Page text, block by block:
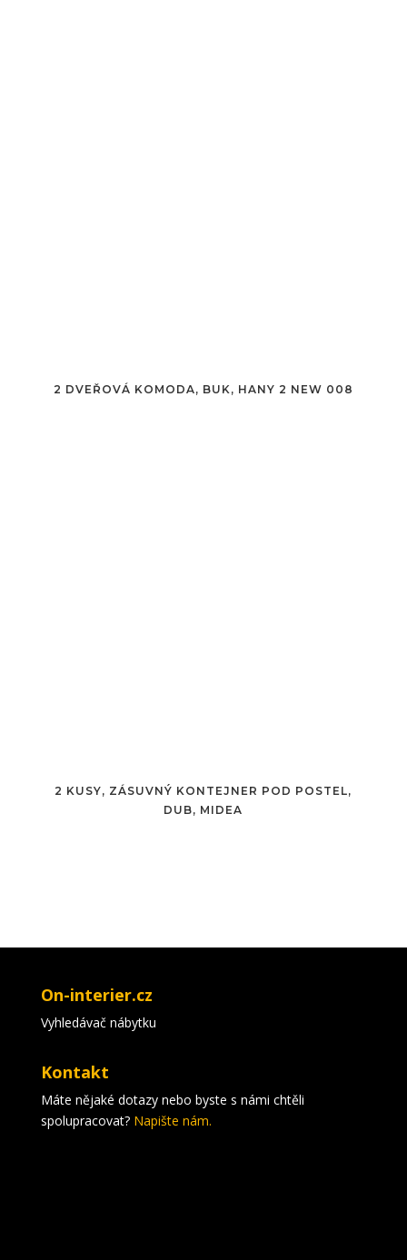
2 DVEŘOVÁ KOMODA, BUK, HANY 2 NEW 008
2 KUSY, ZÁSUVNÝ KONTEJNER POD POSTEL,
DUB, MIDEA
On-interier.cz
Vyhledávač nábytku
Kontakt
Máte nějaké dotazy nebo byste s námi chtěli
spolupracovat? Napište nám.